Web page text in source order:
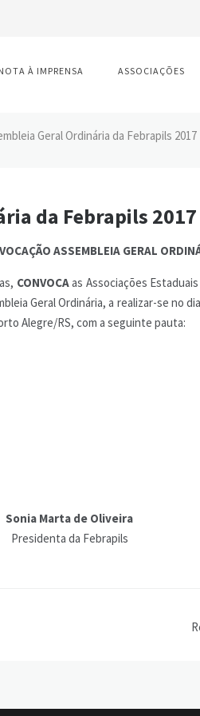
À IMPRENSA ASSOCIAÇÕES
Geral Ordinária da Febrapils 2017
da Febrapils 2017
ASSEMBLEIA GERAL
CONVOCAas Associações
Geral Ordinária, a realizar-se no
Alegre/RS, com a seguinte pauta:
Sonia Marta de Oliveira
Presidenta da Febrapils